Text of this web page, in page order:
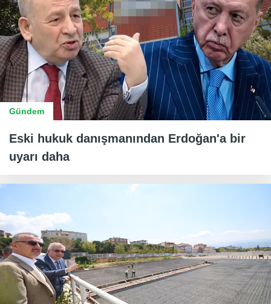
Gündem
Eski hukuk danışmanından Erdoğan'a bir
uyarı daha